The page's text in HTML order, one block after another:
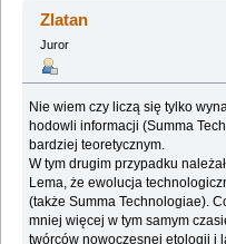
Zlatan
Juror
Nie wiem czy liczą się tylko
hodowli informacji (Summa
bardziej teoretycznym.
W tym drugim przypadku
Lema, że ewolucja
(także Summa Technologiae).
mniej więcej w tym samym
twórców nowoczesnej etologii i